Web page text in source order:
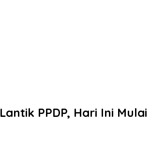
PPDP, Hari Ini Mulai